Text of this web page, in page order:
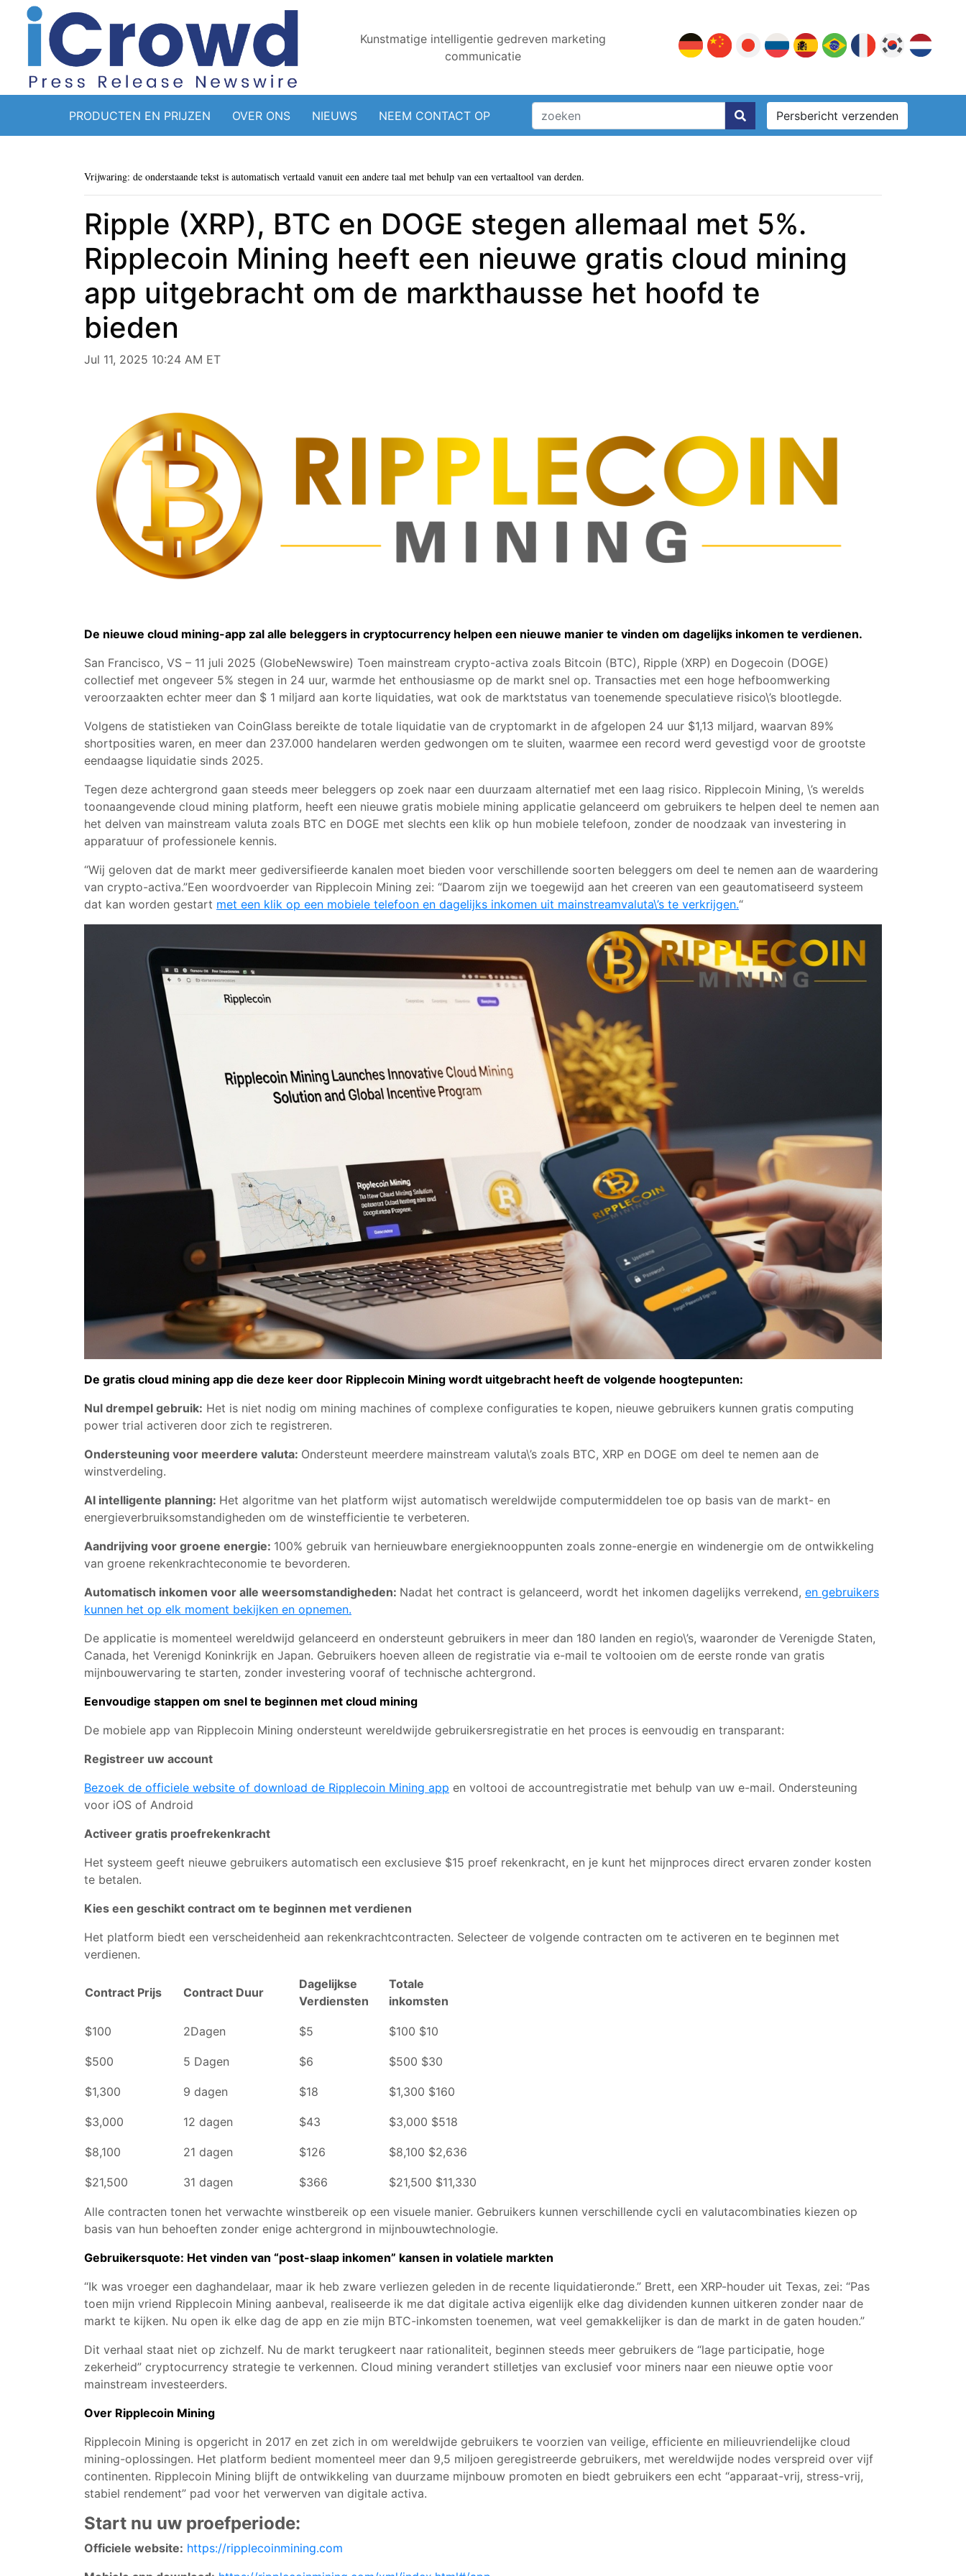
Kunstmatige intelligentie gedreven marketing
communicatie
PRODUCTEN EN PRIJZEN OVER ONS NIEUWS NEEM CONTACT OP Persbericht verzenden
Vrijwaring: de onderstaande tekst is automatisch vertaald vanuit een andere taal met behulp van een vertaaltool van derden.
Ripple (XRP), BTC en DOGE stegen allemaal met 5%.
Ripplecoin Mining heeft een nieuwe gratis cloud mining
app uitgebracht om de markthausse het hoofd te
bieden
Jul 11, 2025 10:24 AM ET
De nieuwe cloud mining-app zal alle beleggers in cryptocurrency helpen een nieuwe manier te vinden om dagelijks inkomen te verdienen.
San Francisco, VS – 11 juli 2025 (GlobeNewswire) Toen mainstream crypto-activa zoals Bitcoin (BTC), Ripple (XRP) en Dogecoin (DOGE)
collectief met ongeveer 5% stegen in 24 uur, warmde het enthousiasme op de markt snel op. Transacties met een hoge hefboomwerking
veroorzaakten echter meer dan $ 1 miljard aan korte liquidaties, wat ook de marktstatus van toenemende speculatieve risico\’s blootlegde.
Volgens de statistieken van CoinGlass bereikte de totale liquidatie van de cryptomarkt in de afgelopen 24 uur $1,13 miljard, waarvan 89%
shortposities waren, en meer dan 237.000 handelaren werden gedwongen om te sluiten, waarmee een record werd gevestigd voor de grootste
eendaagse liquidatie sinds 2025.
Tegen deze achtergrond gaan steeds meer beleggers op zoek naar een duurzaam alternatief met een laag risico. Ripplecoin Mining, \’s werelds
toonaangevende cloud mining platform, heeft een nieuwe gratis mobiele mining applicatie gelanceerd om gebruikers te helpen deel te nemen aan
het delven van mainstream valuta zoals BTC en DOGE met slechts een klik op hun mobiele telefoon, zonder de noodzaak van investering in
apparatuur of professionele kennis.
“Wij geloven dat de markt meer gediversifieerde kanalen moet bieden voor verschillende soorten beleggers om deel te nemen aan de waardering
van crypto-activa.”Een woordvoerder van Ripplecoin Mining zei: “Daarom zijn we toegewijd aan het creeren van een geautomatiseerd systeem
dat kan worden gestart met een klik op een mobiele telefoon en dagelijks inkomen uit mainstreamvaluta\’s te verkrijgen.“
De gratis cloud mining app die deze keer door Ripplecoin Mining wordt uitgebracht heeft de volgende hoogtepunten:
Nul drempel gebruik: Het is niet nodig om mining machines of complexe configuraties te kopen, nieuwe gebruikers kunnen gratis computing
power trial activeren door zich te registreren.
Ondersteuning voor meerdere valuta: Ondersteunt meerdere mainstream valuta\’s zoals BTC, XRP en DOGE om deel te nemen aan de
winstverdeling.
AI intelligente planning: Het algoritme van het platform wijst automatisch wereldwijde computermiddelen toe op basis van de markt- en
energieverbruiksomstandigheden om de winstefficientie te verbeteren.
Aandrijving voor groene energie: 100% gebruik van hernieuwbare energieknooppunten zoals zonne-energie en windenergie om de ontwikkeling
van groene rekenkrachteconomie te bevorderen.
Automatisch inkomen voor alle weersomstandigheden: Nadat het contract is gelanceerd, wordt het inkomen dagelijks verrekend, en gebruikers
kunnen het op elk moment bekijken en opnemen.
De applicatie is momenteel wereldwijd gelanceerd en ondersteunt gebruikers in meer dan 180 landen en regio\’s, waaronder de Verenigde Staten,
Canada, het Verenigd Koninkrijk en Japan. Gebruikers hoeven alleen de registratie via e-mail te voltooien om de eerste ronde van gratis
mijnbouwervaring te starten, zonder investering vooraf of technische achtergrond.
Eenvoudige stappen om snel te beginnen met cloud mining
De mobiele app van Ripplecoin Mining ondersteunt wereldwijde gebruikersregistratie en het proces is eenvoudig en transparant:
Registreer uw account
Bezoek de officiele website of download de Ripplecoin Mining app en voltooi de accountregistratie met behulp van uw e-mail. Ondersteuning
voor iOS of Android
Activeer gratis proefrekenkracht
Het systeem geeft nieuwe gebruikers automatisch een exclusieve $15 proef rekenkracht, en je kunt het mijnproces direct ervaren zonder kosten
te betalen.
Kies een geschikt contract om te beginnen met verdienen
Het platform biedt een verscheidenheid aan rekenkrachtcontracten. Selecteer de volgende contracten om te activeren en te beginnen met
verdienen.
Contract Prijs Contract Duur
Dagelijkse
Verdiensten
Totale
inkomsten
$100 2Dagen $5 $100 $10
$500 5 Dagen $6 $500 $30
$1,300 9 dagen $18 $1,300 $160
$3,000 12 dagen $43 $3,000 $518
$8,100 21 dagen $126 $8,100 $2,636
$21,500 31 dagen $366 $21,500 $11,330
Alle contracten tonen het verwachte winstbereik op een visuele manier. Gebruikers kunnen verschillende cycli en valutacombinaties kiezen op
basis van hun behoeften zonder enige achtergrond in mijnbouwtechnologie.
Gebruikersquote: Het vinden van “post-slaap inkomen” kansen in volatiele markten
“Ik was vroeger een daghandelaar, maar ik heb zware verliezen geleden in de recente liquidatieronde.” Brett, een XRP-houder uit Texas, zei: “Pas
toen mijn vriend Ripplecoin Mining aanbeval, realiseerde ik me dat digitale activa eigenlijk elke dag dividenden kunnen uitkeren zonder naar de
markt te kijken. Nu open ik elke dag de app en zie mijn BTC-inkomsten toenemen, wat veel gemakkelijker is dan de markt in de gaten houden.”
Dit verhaal staat niet op zichzelf. Nu de markt terugkeert naar rationaliteit, beginnen steeds meer gebruikers de “lage participatie, hoge
zekerheid” cryptocurrency strategie te verkennen. Cloud mining verandert stilletjes van exclusief voor miners naar een nieuwe optie voor
mainstream investeerders.
Over Ripplecoin Mining
Ripplecoin Mining is opgericht in 2017 en zet zich in om wereldwijde gebruikers te voorzien van veilige, efficiente en milieuvriendelijke cloud
mining-oplossingen. Het platform bedient momenteel meer dan 9,5 miljoen geregistreerde gebruikers, met wereldwijde nodes verspreid over vijf
continenten. Ripplecoin Mining blijft de ontwikkeling van duurzame mijnbouw promoten en biedt gebruikers een echt “apparaat-vrij, stress-vrij,
stabiel rendement” pad voor het verwerven van digitale activa.
Start nu uw proefperiode:
Officiele website: https://ripplecoinmining.com